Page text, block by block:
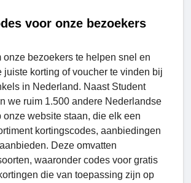
voor onze bezoekers
onze bezoekers te helpen snel en
juiste korting of voucher te vinden bij
in Nederland. Naast Student
we ruim 1.500 andere Nederlandse
website staan, die elk een
kortingscodes, aanbiedingen
Deze omvatten
waaronder codes voor gratis
die van toepassing zijn op